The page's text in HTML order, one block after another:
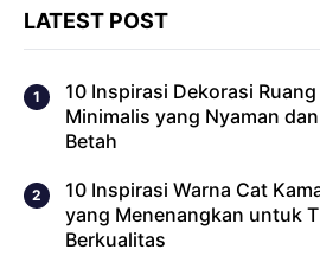
LATEST POST
10 Inspirasi Dekorasi Ruang
Minimalis yang Nyaman
Betah
10 Inspirasi Warna Cat
yang Menenangkan untuk
Berkualitas